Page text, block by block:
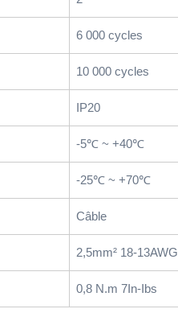
6 000 cycles
10 000 cycles
IP20
-5℃ ~ +40℃
-25℃ ~ +70℃
Câble
2,5mm² 18-13AWG
0,8 N.m 7In-Ibs